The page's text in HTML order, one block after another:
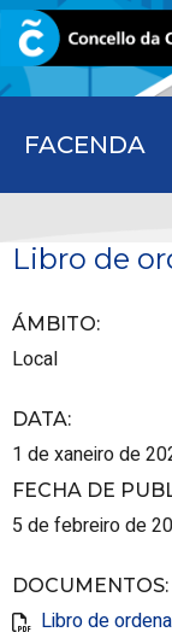
FACENDA
CORUNA.GAL
Libro de
ÁMBITO:
Local
DATA:
1 de xaneiro de
FECHA DE
5 de febreiro de
DOCUMENTOS:
Libro de